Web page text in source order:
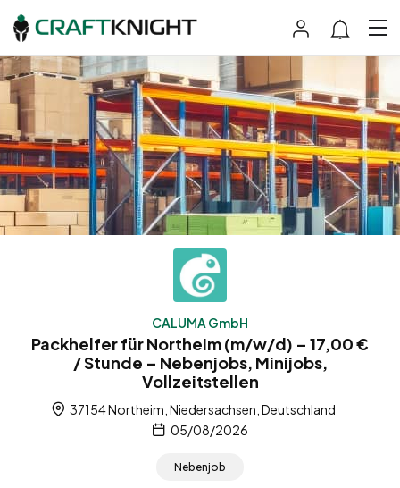
CALUMA GmbH
Packhelfer für Northeim (m/w/d) – 17,00 €
/ Stunde – Nebenjobs, Minijobs,
Vollzeitstellen
37154 Northeim, Niedersachsen, Deutschland
05/08/2026
Nebenjob